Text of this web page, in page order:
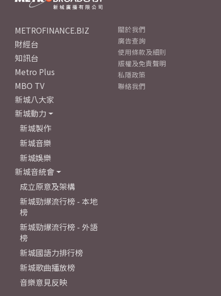
METROFINANCE.BIZ
財經台
知訊台
Metro Plus
MBO TV
新城八大家
新城動力
新城製作
新城音樂
新城娛樂
新城音統會
成立原意及架構
新城勁爆流行榜 - 本地
榜
新城勁爆流行榜 - 外語
榜
新城國語力排行榜
新城歌曲播放榜
音樂意見反映
關於我們
廣告查詢
使用條款及細則
版權及免責聲明
私隱政策
聯絡我們